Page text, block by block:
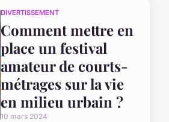
DIVERTISSEMENT
Comment mettre en
place un festival
amateur de courts-
métrages sur la vie
en milieu urbain ?
10 mars 2024